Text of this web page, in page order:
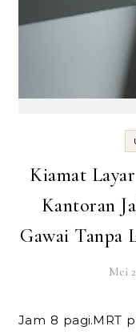
Kiamat
Kantoran
Gawai Tanpa
Mei
Jam 8 pagi.MRT penuh.Semua orang nunduk lihat